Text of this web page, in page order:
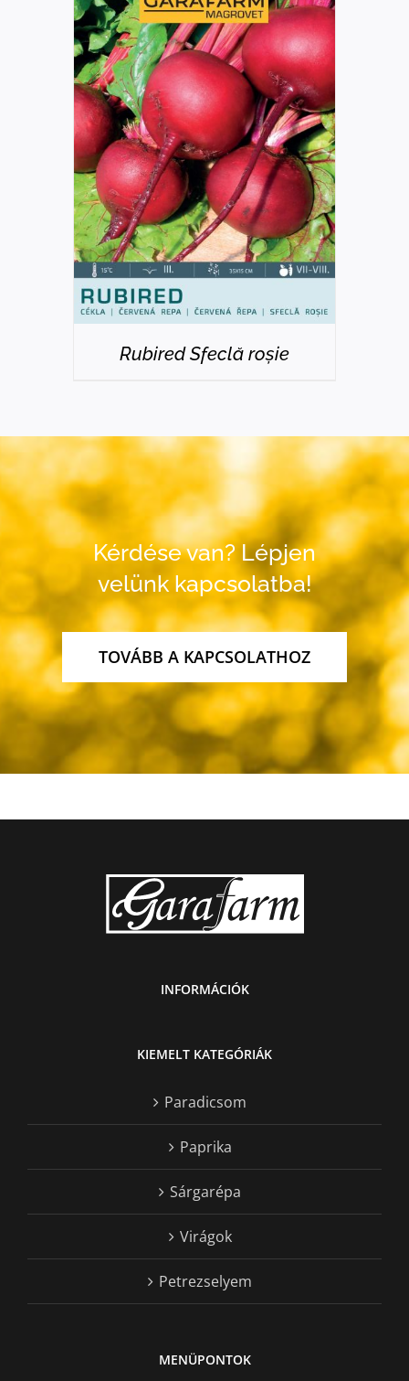
DETAILS
Rubired Sfeclă roșie
Kérdése van? Lépjen
velünk kapcsolatba!
TOVÁBB A KAPCSOLATHOZ
INFORMÁCIÓK
KIEMELT KATEGÓRIÁK
Paradicsom
Paprika
Sárgarépa
Virágok
Petrezselyem
MENÜPONTOK